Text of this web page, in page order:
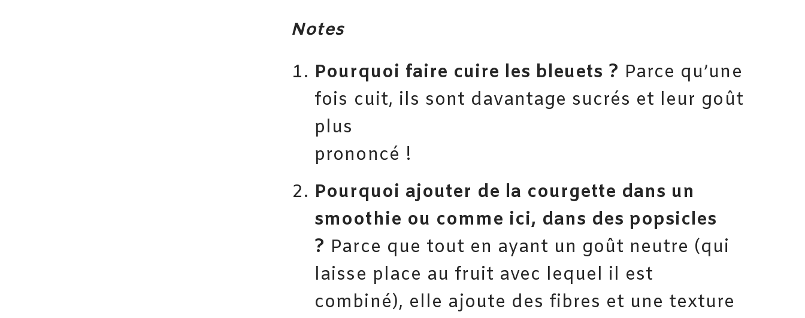
Notes
Pourquoi faire cuire les bleuets ? Parce qu’une
fois cuit, ils sont davantage sucrés et leur goût
plus
prononcé !
Pourquoi ajouter de la courgette dans un
smoothie ou comme ici, dans des popsicles
? Parce que tout en ayant un goût neutre (qui
laisse place au fruit avec lequel il est
combiné), elle ajoute des fibres et une texture